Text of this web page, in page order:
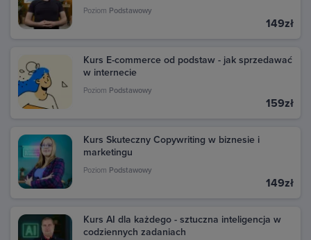
Poziom Podstawowy
149zł
Kurs E-commerce od podstaw - jak sprzedawać
w internecie
Poziom Podstawowy
159zł
Kurs Skuteczny Copywriting w biznesie i
marketingu
Poziom Podstawowy
149zł
Kurs AI dla każdego - sztuczna inteligencja w
codziennych zadaniach